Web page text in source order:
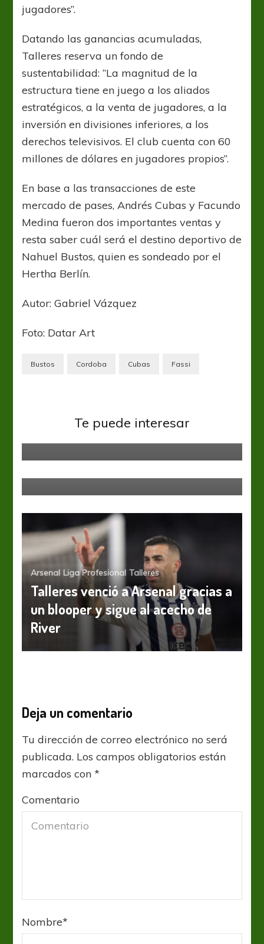
jugadores”.
Datando las ganancias acumuladas,
Talleres reserva un fondo de
sustentabilidad: “La magnitud de la
estructura tiene en juego a los aliados
estratégicos, a la venta de jugadores, a la
inversión en divisiones inferiores, a los
derechos televisivos. El club cuenta con 60
millones de dólares en jugadores propios”.
En base a las transacciones de este
mercado de pases, Andrés Cubas y Facundo
Medina fueron dos importantes ventas y
resta saber cuál será el destino deportivo de
Nahuel Bustos, quien es sondeado por el
Hertha Berlín.
Autor: Gabriel Vázquez
Foto: Datar Art
Bustos Cordoba Cubas Fassi
Te puede interesar
FIFA ordena el aporte de Talleres
Arsenal Liga Profesional Talleres
Talleres venció a Arsenal gracias a
un blooper y sigue al acecho de
River
Deja un comentario
Tu dirección de correo electrónico no será
publicada. Los campos obligatorios están
marcados con*
Comentario
Nombre*